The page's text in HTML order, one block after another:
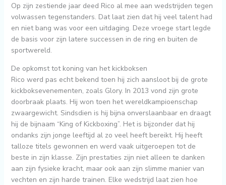
Op zijn zestiende jaar deed Rico al mee aan wedstrijden tegen
volwassen tegenstanders. Dat laat zien dat hij veel talent had
en niet bang was voor een uitdaging. Deze vroege start legde
de basis voor zijn latere successen in de ring en buiten de
sportwereld.
De opkomst tot koning van het kickboksen
Rico werd pas echt bekend toen hij zich aansloot bij de grote
kickboksevenementen, zoals Glory. In 2013 vond zijn grote
doorbraak plaats. Hij won toen het wereldkampioenschap
zwaargewicht. Sindsdien is hij bijna onverslaanbaar en draagt
hij de bijnaam “King of Kickboxing”. Het is bijzonder dat hij
ondanks zijn jonge leeftijd al zo veel heeft bereikt. Hij heeft
talloze titels gewonnen en werd vaak uitgeroepen tot de
beste in zijn klasse. Zijn prestaties zijn niet alleen te danken
aan zijn fysieke kracht, maar ook aan zijn slimme manier van
vechten en zijn harde trainen. Elke wedstrijd laat zien hoe